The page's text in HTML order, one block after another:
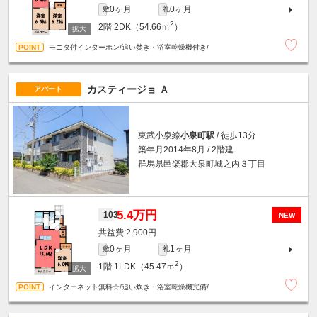
敷0ヶ月 礼0ヶ月
2階 2DK（54.66ｍ2 ）
モニタ付インターホン/追い焚き・浴室乾燥機付き/
アパート カスティージョ Ａ
東武小泉線小泉町駅 / 徒歩13分
築年月2014年8月 / 2階建
群馬県邑楽郡大泉町城之内３丁目
NEW
1035.4万円
2,900円
敷0ヶ月 礼1ヶ月
1階 1LDK（45.47ｍ2 ）
インターネット無料☆/追い炊き・浴室乾燥機完備/